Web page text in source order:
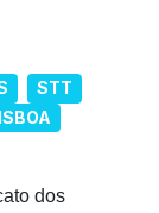
STT
dos